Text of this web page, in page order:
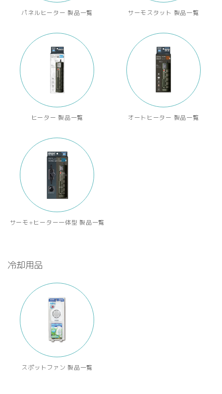
パネルヒーター 製品一覧 サーモスタット 製品一覧
ヒーター 製品一覧 オートヒーター 製品一覧
サーモ+ヒーター一体型 製品一覧
冷却用品
スポットファン 製品一覧